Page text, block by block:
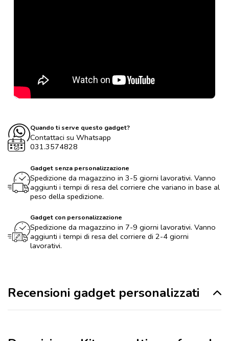
Quando ti serve questo gadget?
Contattaci su Whatsapp
031.3574828
Gadget senza personalizzazione
Spedizione da magazzino in 3-5 giorni lavorativi. Vanno
aggiunti i tempi di resa del corriere che variano in base al
peso della spedizione.
Gadget con personalizzazione
Spedizione da magazzino in 7-9 giorni lavorativi. Vanno
aggiunti i tempi di resa del corriere di 2-4 giorni
lavorativi.
Recensioni gadget personalizzati